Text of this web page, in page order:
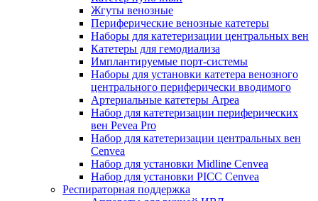
Жгуты венозные
Периферические венозные катетеры
Наборы для катетеризации центральных вен
Катетеры для гемодиализа
Имплантируемые порт‑системы
Наборы для установки катетера венозного
центрального периферически вводимого
Артериальные катетеры Arpea
Набор для катетеризации периферических
вен Pevea Pro
Набор для катетеризации центральных вен
Cenvea
Набор для установки Midline Cenvea
Набор для установки PICC Cenvea
Респираторная поддержка